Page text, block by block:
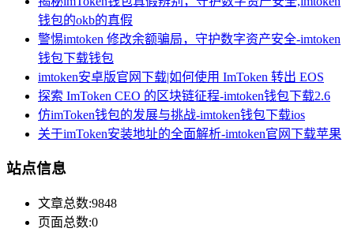
钱包的okb的真假
警惕imtoken 修改余额骗局，守护数字资产安全-imtoken
钱包下载钱包
imtoken安卓版官网下载|如何使用 ImToken 转出 EOS
探索 ImToken CEO 的区块链征程-imtoken钱包下载2.6
仿imToken钱包的发展与挑战-imtoken钱包下载ios
关于imToken安装地址的全面解析-imtoken官网下载苹果
站点信息
文章总数:9848
页面总数:0